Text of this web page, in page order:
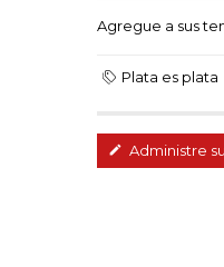
Agregue a sus
Plata es plata
Administre